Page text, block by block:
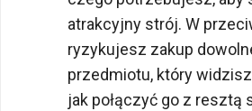
atrakcyjny strój. W
ryzykujesz zakup
przedmiotu, który
jak połączyć go z resztą